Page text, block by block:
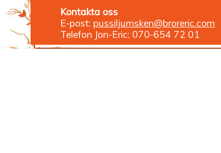
Kontakta oss
E-post: pussiljumsken@broreric.com
Telefon Jon-Eric: 070-654 72 01